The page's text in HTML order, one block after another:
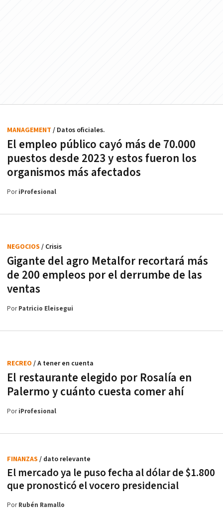
El empleo público cayó más de 70.000
puestos desde 2023 y estos fueron los
organismos más afectados
MANAGEMENT / Datos oficiales.
PoriProfesional
Gigante del agro Metalfor recortará más
de 200 empleos por el derrumbe de las
ventas
NEGOCIOS / Crisis
PorPatricio Eleisegui
El restaurante elegido por Rosalía en
Palermo y cuánto cuesta comer ahí
RECREO / A tener en cuenta
PoriProfesional
El mercado ya le puso fecha al dólar de $1.800
que pronosticó el vocero presidencial
FINANZAS / dato relevante
PorRubén Ramallo